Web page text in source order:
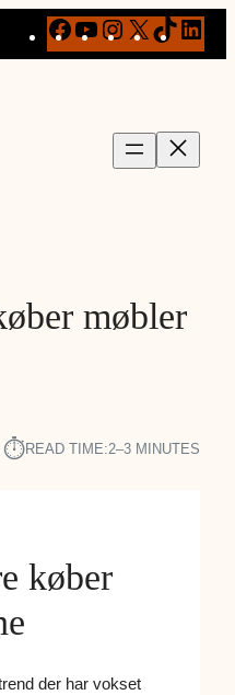
Facebook
YouTubeInstagram
X TikTok
møbler
⏱︎READ TIME:2–3 MINUTES
køber
der har vokset